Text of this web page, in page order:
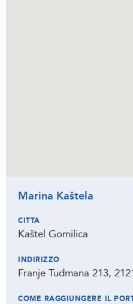
Marina Kaštela
CITTA
Kaštel Gomilica
INDIRIZZO
Franje Tuđmana 213,
COME RAGGIUNGERE IL